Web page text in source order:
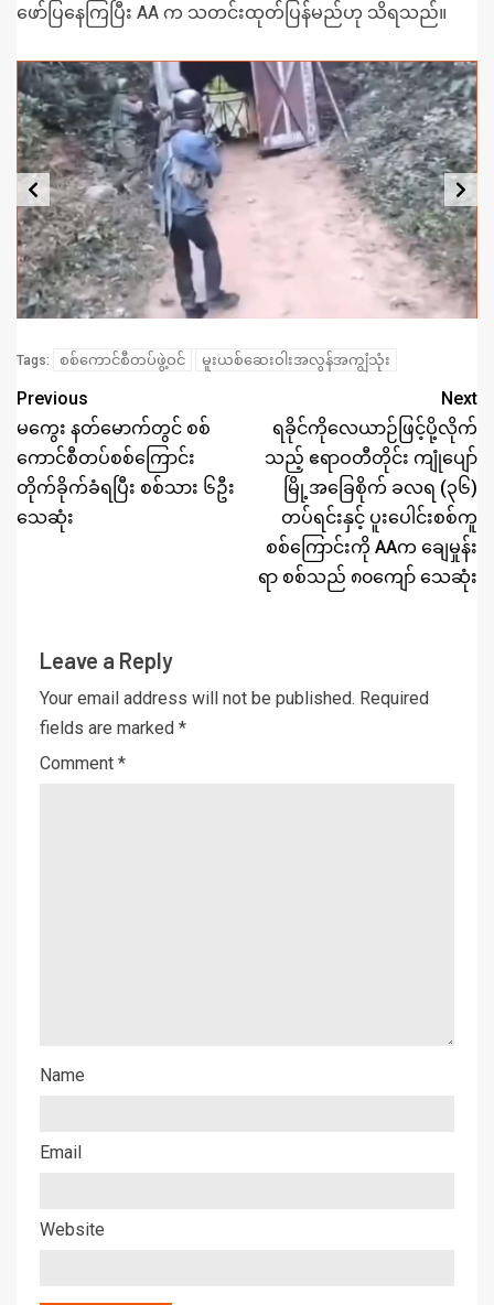
ဖော်ပြနေကြပြီး AA က သတင်းထုတ်ပြန်မည်ဟု သိရသည်။
Tags: စစ်ကောင်စီတပ်ဖွဲ့ဝင် မူးယစ်ဆေးဝါးအလွန်အကျွံသုံး
Previous
မကွေး နတ်မောက်တွင် စစ်
ကောင်စီတပ်စစ်ကြောင်း
တိုက်ခိုက်ခံရပြီး စစ်သား ၆ဦး
သေဆုံး
Next
ရခိုင်ကိုလေယာဉ်ဖြင့်ပို့လိုက်
သည့် ဧရာဝတီတိုင်း ကျုံပျော်
မြို့အခြေစိုက် ခလရ (၃၆)
တပ်ရင်းနှင့် ပူးပေါင်းစစ်ကူ
စစ်ကြောင်းကို AAက ချေမှုန်း
ရာ စစ်သည် ၈၀ကျော် သေဆုံး
Leave a Reply
Your email address will not be published. Required
fields are marked *
Comment *
Name
Email
Website